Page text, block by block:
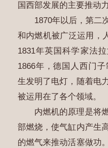
国西部发展的主要推动力
1870年以后，第二
和内燃机被广泛运用，
1831年英国科学家法
1866年，德国人西门
生发明了电灯，随着电
被运用在了各个领域。
内燃机的原理是将
部燃烧，使气缸内产生
的燃气来推动活塞做功